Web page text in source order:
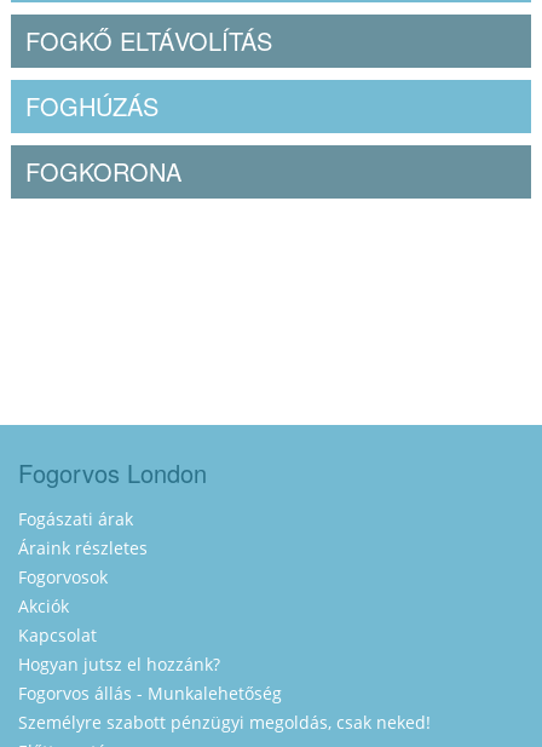
FOGKŐ ELTÁVOLÍTÁS
FOGHÚZÁS
FOGKORONA
Fogorvos London
Fogászati árak
Áraink részletes
Fogorvosok
Akciók
Kapcsolat
Hogyan jutsz el hozzánk?
Fogorvos állás - Munkalehetőség
Személyre szabott pénzügyi megoldás, csak neked!